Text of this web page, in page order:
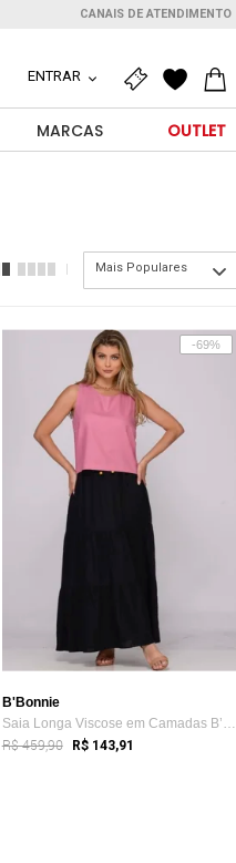
CANAIS DE ATENDIMENTO
ENTRAR
MARCAS OUTLET
Mais Populares
-69%
B'Bonnie
Saia Longa Viscose em Camadas B’Bonnie L...
R$ 459,90 R$ 143,91